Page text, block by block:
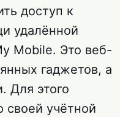
доступ к
удалённой
Mobile. Это веб-
гаджетов, а
Для этого
своей учётной